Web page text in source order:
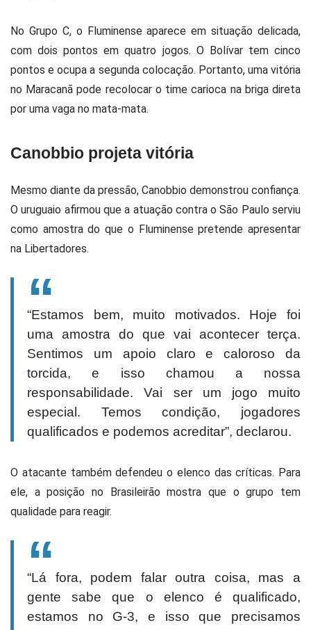
No Grupo C, o Fluminense aparece em situação delicada,
com dois pontos em quatro jogos. O Bolívar tem cinco
pontos e ocupa a segunda colocação. Portanto, uma vitória
no Maracanã pode recolocar o time carioca na briga direta
por uma vaga no mata-mata.
Canobbio projeta vitória
Mesmo diante da pressão, Canobbio demonstrou confiança.
O uruguaio afirmou que a atuação contra o São Paulo serviu
como amostra do que o Fluminense pretende apresentar
na Libertadores.
“Estamos bem, muito motivados. Hoje foi
uma amostra do que vai acontecer terça.
Sentimos um apoio claro e caloroso da
torcida, e isso chamou a nossa
responsabilidade. Vai ser um jogo muito
especial. Temos condição, jogadores
qualificados e podemos acreditar”, declarou.
O atacante também defendeu o elenco das críticas. Para
ele, a posição no Brasileirão mostra que o grupo tem
qualidade para reagir.
“Lá fora, podem falar outra coisa, mas a
gente sabe que o elenco é qualificado,
estamos no G-3, e isso que precisamos